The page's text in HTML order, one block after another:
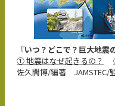
『いつ？どこで？巨大地
① 地震はなぜ起きるの？
佐久間博/編著